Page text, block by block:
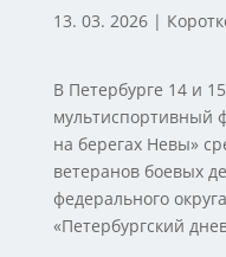
13. 03. 2026|
В Петербурге 14 и
мультиспортивный
на берегах Невы»
ветеранов боевых
федерального
«Петербургский